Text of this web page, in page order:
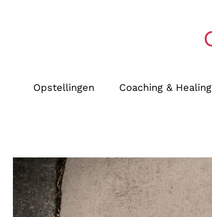
Opstellingen Coaching & Healing